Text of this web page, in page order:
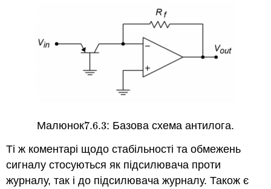
Малюнок7.6.3
7.6.3: Базова схема антилога.
Ті ж коментарі щодо стабільності та обмежень
сигналу стосуються як підсилювача проти
журналу, так і до підсилювача журналу. Також є